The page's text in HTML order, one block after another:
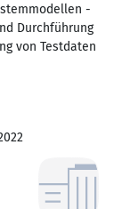
-
Durchführung
von Testdaten